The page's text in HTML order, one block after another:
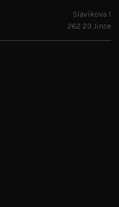
Slavíkova 1
262 23 Jince